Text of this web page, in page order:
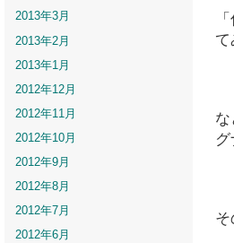
2013年3月
2013年2月
2013年1月
2012年12月
2012年11月
2012年10月
2012年9月
2012年8月
2012年7月
2012年6月
そ